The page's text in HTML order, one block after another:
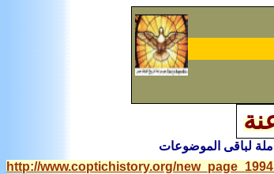
لباقى الموضوعات
http://www.coptichistory.org/